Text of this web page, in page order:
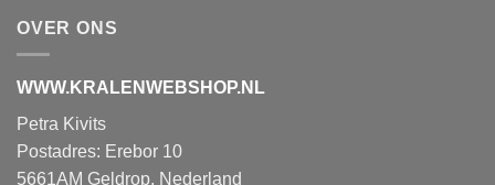
OVER ONS
WWW.KRALENWEBSHOP.NL
Petra Kivits
Postadres: Erebor 10
5661AM Geldrop, Nederland